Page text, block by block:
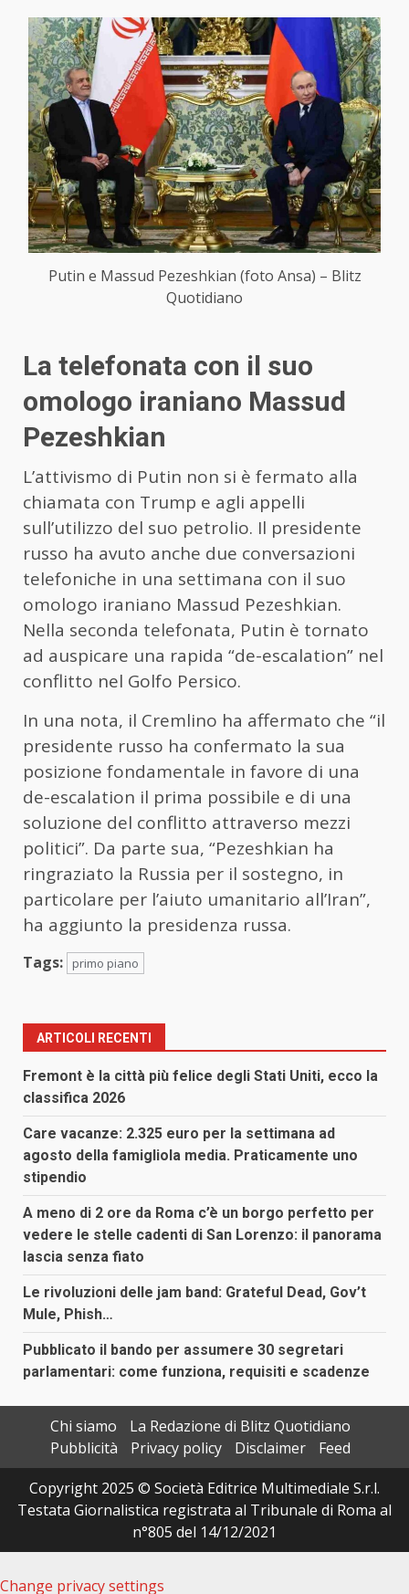
Putin e Massud Pezeshkian (foto Ansa) – Blitz
Quotidiano
La telefonata con il suo
omologo iraniano Massud
Pezeshkian
L’attivismo di Putin non si è fermato alla
chiamata con Trump e agli appelli
sull’utilizzo del suo petrolio. Il presidente
russo ha avuto anche due conversazioni
telefoniche in una settimana con il suo
omologo iraniano Massud Pezeshkian.
Nella seconda telefonata, Putin è tornato
ad auspicare una rapida “de-escalation” nel
conflitto nel Golfo Persico.
In una nota, il Cremlino ha affermato che “il
presidente russo ha confermato la sua
posizione fondamentale in favore di una
de-escalation il prima possibile e di una
soluzione del conflitto attraverso mezzi
politici”. Da parte sua, “Pezeshkian ha
ringraziato la Russia per il sostegno, in
particolare per l’aiuto umanitario all’Iran”,
ha aggiunto la presidenza russa.
Tags: primo piano
ARTICOLI RECENTI
Fremont è la città più felice degli Stati Uniti, ecco la
classifica 2026
Care vacanze: 2.325 euro per la settimana ad
agosto della famigliola media. Praticamente uno
stipendio
A meno di 2 ore da Roma c’è un borgo perfetto per
vedere le stelle cadenti di San Lorenzo: il panorama
lascia senza fiato
Le rivoluzioni delle jam band: Grateful Dead, Gov’t
Mule, Phish…
Pubblicato il bando per assumere 30 segretari
parlamentari: come funziona, requisiti e scadenze
Chi siamo
La Redazione di Blitz Quotidiano
Pubblicità
Privacy policy Disclaimer
Feed
Copyright 2025 © Società Editrice Multimediale S.r.l.
Testata Giornalistica registrata al Tribunale di Roma al
n°805 del 14/12/2021
Change privacy settings